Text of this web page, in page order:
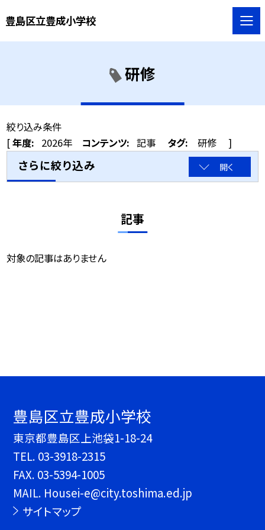
豊島区立豊成小学校
研修
絞り込み条件
[年度: 2026年 コンテンツ: 記事 タグ: 研修 ]
さらに絞り込み 開く
記事
対象の記事はありません
豊島区立豊成小学校
東京都豊島区上池袋1-18-24
TEL. 03-3918-2315
FAX. 03-5394-1005
MAIL. Housei-e@city.toshima.ed.jp
サイトマップ